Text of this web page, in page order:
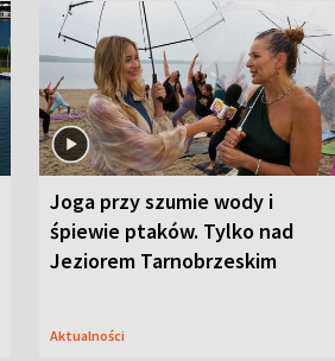
Joga przy szumie wody i
śpiewie ptaków. Tylko nad
Jeziorem Tarnobrzeskim
Aktualności